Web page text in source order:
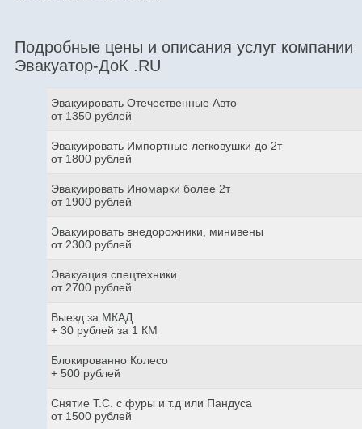
Подробные цены и описания услуг компании
Эвакуатор-ДоК .RU
Эвакуировать Отечественные Авто
от 1350 рублей
Эвакуировать Импортные легковушки до 2т
от 1800 рублей
Эвакуировать Иномарки более 2т
от 1900 рублей
Эвакуировать внедорожники, минивены
от 2300 рублей
Эвакуация спецтехники
от 2700 рублей
Выезд за МКАД
+ 30 рублей за 1 КМ
Блокированно Колесо
+ 500 рублей
Снятие Т.С. с фуры и т.д или Пандуса
от 1500 рублей